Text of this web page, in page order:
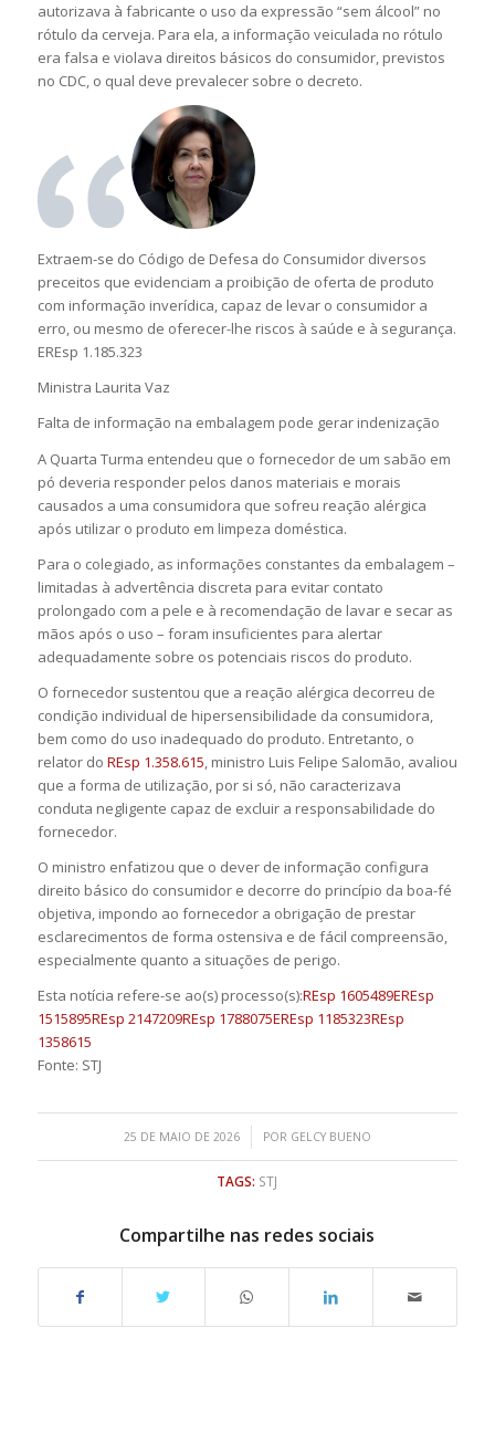
autorizava à fabricante o uso da expressão “sem álcool” no
rótulo da cerveja. Para ela, a informação veiculada no rótulo
era falsa e violava direitos básicos do consumidor, previstos
no CDC, o qual deve prevalecer sobre o decreto.
Extraem-se do Código de Defesa do Consumidor diversos
preceitos que evidenciam a proibição de oferta de produto
com informação inverídica, capaz de levar o consumidor a
erro, ou mesmo de oferecer-lhe riscos à saúde e à segurança.
EREsp 1.185.323
Ministra Laurita Vaz
Falta de informação na embalagem pode gerar indenização
A Quarta Turma entendeu que o fornecedor de um sabão em
pó deveria responder pelos danos materiais e morais
causados a uma consumidora que sofreu reação alérgica
após utilizar o produto em limpeza doméstica.
Para o colegiado, as informações constantes da embalagem –
limitadas à advertência discreta para evitar contato
prolongado com a pele e à recomendação de lavar e secar as
mãos após o uso – foram insuficientes para alertar
adequadamente sobre os potenciais riscos do produto.
O fornecedor sustentou que a reação alérgica decorreu de
condição individual de hipersensibilidade da consumidora,
bem como do uso inadequado do produto. Entretanto, o
relator do REsp 1.358.615 , ministro Luis Felipe Salomão, avaliou
que a forma de utilização, por si só, não caracterizava
conduta negligente capaz de excluir a responsabilidade do
fornecedor.
O ministro enfatizou que o dever de informação configura
direito básico do consumidor e decorre do princípio da boa-fé
objetiva, impondo ao fornecedor a obrigação de prestar
esclarecimentos de forma ostensiva e de fácil compreensão,
especialmente quanto a situações de perigo.
Esta notícia refere-se ao(s) processo(s):REsp 1605489EREsp
1515895REsp 2147209REsp 1788075EREsp 1185323REsp
1358615
Fonte: STJ
25 DE MAIO DE 2026
/ POR GELCY BUENO
TAGS: STJ
Compartilhe nas redes sociais